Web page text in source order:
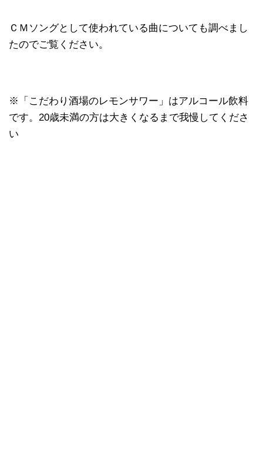
ＣＭソングとして使われている曲についても調べまし
たのでご覧ください。
※「こだわり酒場のレモンサワー」はアルコール飲料
です。20歳未満の方は大きくなるまで我慢してくださ
い